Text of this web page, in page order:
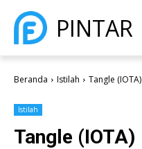
PINTAR
Beranda Istilah Tangle (IOTA)
Istilah
Tangle (IOTA)